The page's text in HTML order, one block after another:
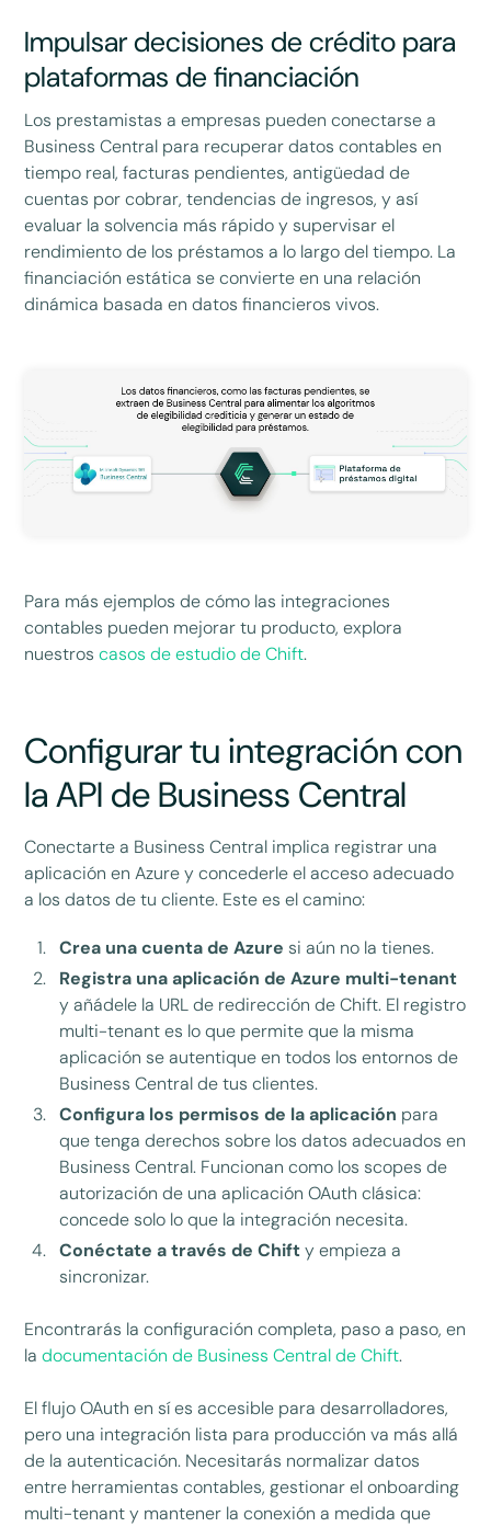
Impulsar decisiones de crédito para
plataformas de financiación
Los prestamistas a empresas pueden conectarse a
Business Central para recuperar datos contables en
tiempo real, facturas pendientes, antigüedad de
cuentas por cobrar, tendencias de ingresos, y así
evaluar la solvencia más rápido y supervisar el
rendimiento de los préstamos a lo largo del tiempo. La
financiación estática se convierte en una relación
dinámica basada en datos financieros vivos.
Para más ejemplos de cómo las integraciones
contables pueden mejorar tu producto, explora
nuestroscasos de estudio de Chift.
Configurar tu integración con
la API de Business Central
Conectarte a Business Central implica registrar una
aplicación en Azure y concederle el acceso adecuado
a los datos de tu cliente. Este es el camino:
Crea una cuenta de Azure si aún no la tienes.
Registra una aplicación de Azure multi-tenant
y añádele la URL de redirección de Chift. El registro
multi-tenant es lo que permite que la misma
aplicación se autentique en todos los entornos de
Business Central de tus clientes.
Configura los permisos de la aplicación para
que tenga derechos sobre los datos adecuados en
Business Central. Funcionan como los scopes de
autorización de una aplicación OAuth clásica:
concede solo lo que la integración necesita.
Conéctate a través de Chifty empieza a
sincronizar.
Encontrarás la configuración completa, paso a paso, en
ladocumentación de Business Central de Chift.
El flujo OAuth en sí es accesible para desarrolladores,
pero una integración lista para producción va más allá
de la autenticación. Necesitarás normalizar datos
entre herramientas contables, gestionar el onboarding
multi-tenant y mantener la conexión a medida que